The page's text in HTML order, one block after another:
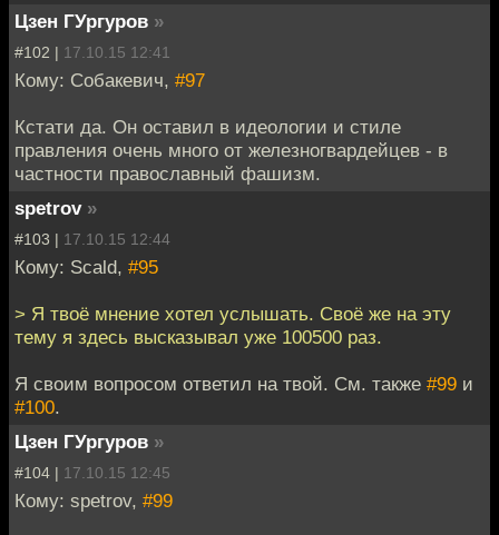
Цзен ГУргуров »
#102 | 17.10.15 12:41
Кому: Собакевич, #97
Кстати да. Он оставил в идеологии и стиле
правления очень много от железногвардейцев - в
частности православный фашизм.
spetrov »
#103 | 17.10.15 12:44
Кому: Scald, #95
> Я твоё мнение хотел услышать. Своё же на эту
тему я здесь высказывал уже 100500 раз.
Я своим вопросом ответил на твой. См. также #99 и
#100.
Цзен ГУргуров »
#104 | 17.10.15 12:45
Кому: spetrov, #99